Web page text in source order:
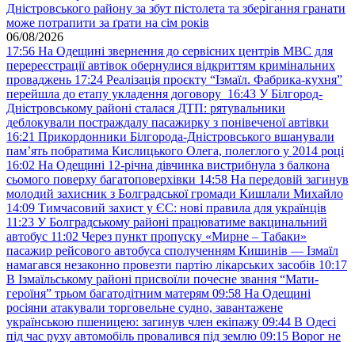
Дністровського району за збут пістолета та зберігання гранати
може потрапити за ґрати на сім років
06/08/2026
17:56 На Одещині звернення до сервісних центрів МВС для
перереєстрації автівок обернулися відкриттям кримінальних
проваджень 17:24 Реалізація проєкту “Ізмаїл. Фабрика-кухня”
перейшла до етапу укладення договору 16:43 У Білгород-
Дністровському районі сталася ДТП: рятувальники
деблокували постраждалу пасажирку з понівеченої автівки
16:21 Прикордонники Білгорода-Дністровського вшанували
пам’ять побратима Кислицького Олега, полеглого у 2014 році
16:02 На Одещині 12-річна дівчинка вистрибнула з балкона
сьомого поверху багатоповерхівки 14:58 На передовій загинув
молодий захисник з Болградської громади Кишлали Михайло
14:09 Тимчасовий захист у ЄС: нові правила для українців
11:23 У Болградському районі працюватиме вакцинальний
автобус 11:02 Через пункт пропуску «Мирне – Табаки»
пасажир рейсового автобуса сполученням Кишинів — Ізмаїл
намагався незаконно провезти партію лікарських засобів 10:17
В Ізмаїльському районі присвоїли почесне звання “Мати-
героїня” трьом багатодітним матерям 09:58 На Одещині
росіяни атакували торговельне судно, завантажене
українською пшеницею: загинув член екіпажу 09:44 В Одесі
під час руху автомобіль провалився під землю 09:15 Ворог не